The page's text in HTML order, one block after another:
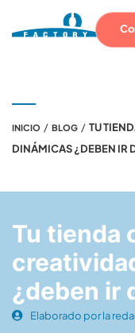
INICIO / BLOG / TU
DINÁMICAS ¿DEBEN IR
Tu tienda
¿deben ir
Elaborado por la